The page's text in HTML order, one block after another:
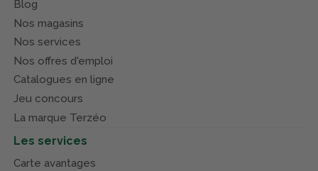
Blog
Nos magasins
Nos services
Nos offres d'emploi
Catalogues en ligne
Jeu concours
La marque Terzéo
Les services
Carte avantages